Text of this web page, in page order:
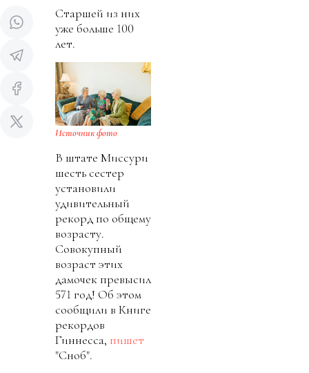
Старшей из них
уже больше 100
лет.
Источник фото
В штате Миссури
шесть сестер
установили
удивительный
рекорд по общему
возрасту.
Совокупный
возраст этих
дамочек превысил
571 год! Об этом
сообщили в Книге
рекордов
Гиннесса, пишет
"Сноб".